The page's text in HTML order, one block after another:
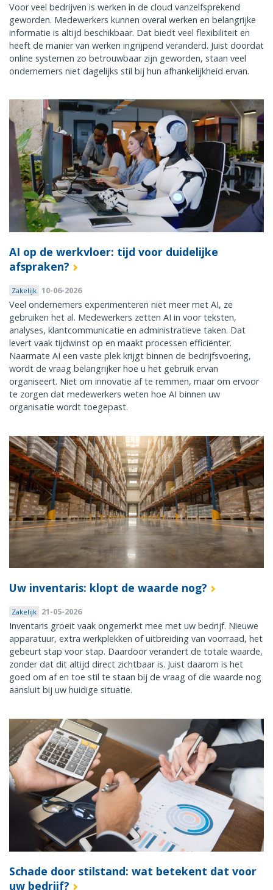
Voor veel bedrijven is werken in de cloud vanzelfsprekend
geworden. Medewerkers kunnen overal werken en belangrijke
informatie is altijd beschikbaar. Dat biedt veel flexibiliteit en
heeft de manier van werken ingrijpend veranderd. Juist doordat
online systemen zo betrouwbaar zijn geworden, staan veel
ondernemers niet dagelijks stil bij hun afhankelijkheid ervan.
AI op de werkvloer: tijd voor duidelijke
afspraken?
Zakelijk 10-06-2026
Veel ondernemers experimenteren niet meer met AI, ze
gebruiken het al. Medewerkers zetten AI in voor teksten,
analyses, klantcommunicatie en administratieve taken. Dat
levert vaak tijdwinst op en maakt processen efficiënter.
Naarmate AI een vaste plek krijgt binnen de bedrijfsvoering,
wordt de vraag belangrijker hoe u het gebruik ervan
organiseert. Niet om innovatie af te remmen, maar om ervoor
te zorgen dat medewerkers weten hoe AI binnen uw
organisatie wordt toegepast.
Uw inventaris: klopt de waarde nog?
Zakelijk 21-05-2026
Inventaris groeit vaak ongemerkt mee met uw bedrijf. Nieuwe
apparatuur, extra werkplekken of uitbreiding van voorraad, het
gebeurt stap voor stap. Daardoor verandert de totale waarde,
zonder dat dit altijd direct zichtbaar is. Juist daarom is het
goed om af en toe stil te staan bij de vraag of die waarde nog
aansluit bij uw huidige situatie.
Schade door stilstand: wat betekent dat voor
uw bedrijf?